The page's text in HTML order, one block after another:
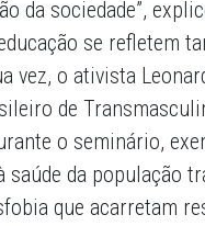
da sociedade”,
se refletem
vez, o ativista
de
o seminário,
saúde da população
que acarretam